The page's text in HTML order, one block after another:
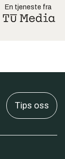
En tjeneste fra
Tips oss